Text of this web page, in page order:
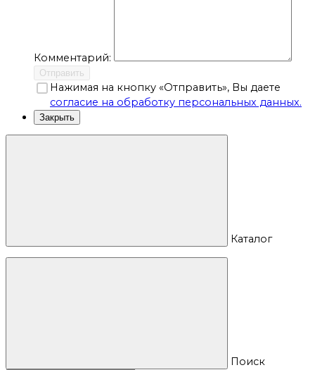
Комментарий:
Отправить
Нажимая на кнопку «Отправить», Вы даете
согласие на обработку персональных данных.
Закрыть
Каталог
Поиск